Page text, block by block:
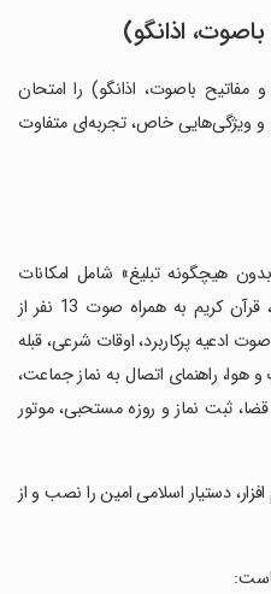
اذانگو)
و مفاتیح باصوت، اذانگو) را امتحان
و ویژگی‌هایی خاص، تجربه‌ای متفاوت
هیچگونه تبلیغ» شامل امکانات
متعدد در یک اپ: تقویم کامل، اذانگو، قرآن کریم به همراه صوت 13 نفر از
ادعیه پرکاربرد، اوقات شرعی، قبله
هوا، راهنمای اتصال به نماز جماعت،
ثبت نماز و روزه مستحبی، موتور
دستیار اسلامی امین را نصب و از